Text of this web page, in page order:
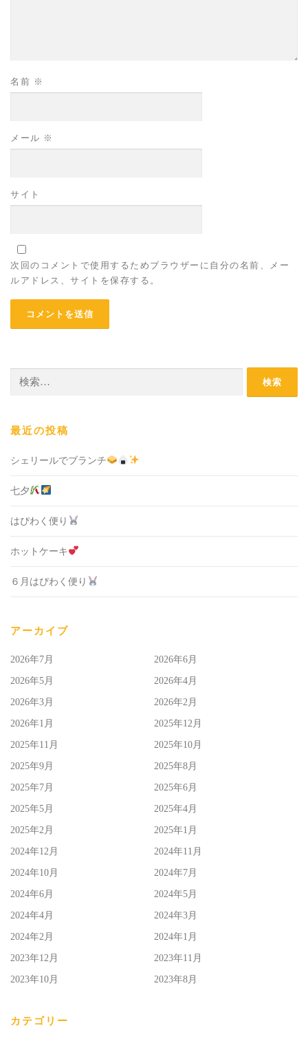
名前 ※
メール ※
サイト
次回のコメントで使用するためブラウザーに自分の名前、メー
ルアドレス、サイトを保存する。
最近の投稿
シェリールでブランチ
七夕
はぴわく便り
ホットケーキ
６月はぴわく便り
アーカイブ
2026年7月 2026年6月
2026年5月 2026年4月
2026年3月 2026年2月
2026年1月 2025年12月
2025年11月 2025年10月
2025年9月 2025年8月
2025年7月 2025年6月
2025年5月 2025年4月
2025年2月 2025年1月
2024年12月 2024年11月
2024年10月 2024年7月
2024年6月 2024年5月
2024年4月 2024年3月
2024年2月 2024年1月
2023年12月 2023年11月
2023年10月 2023年8月
カテゴリー